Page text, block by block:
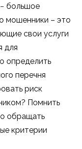
большое
мошенники – это
свои услуги
для
определить
перечня
риск
Помнить
обращать
критерии